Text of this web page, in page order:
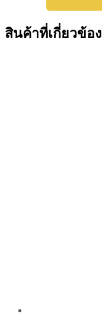
สินค้าที่เกี่ยวข้อง